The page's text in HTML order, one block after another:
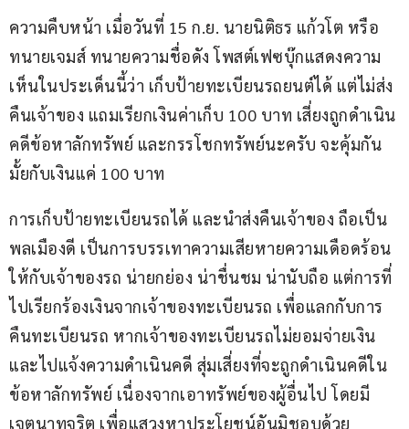
ความคืบหน้า เมื่อวันที่ 15 ก.ย. นายนิติธร แก้วโต หรือ
ทนายเจมส์ ทนายความชื่อดัง โพสต์เฟซบุ๊กแสดงความ
เห็นในประเด็นนี้ว่า เก็บป้ายทะเบียนรถยนต์ได้ แต่ไม่ส่ง
คืนเจ้าของ แถมเรียกเงินค่าเก็บ 100 บาท เสี่ยงถูกดำเนิน
คดีข้อหาลักทรัพย์ และกรรโชกทรัพย์นะครับ จะคุ้มกัน
มั้ยกับเงินแค่ 100 บาท
การเก็บป้ายทะเบียนรถได้ และนำส่งคืนเจ้าของ ถือเป็น
พลเมืองดี เป็นการบรรเทาความเสียหายความเดือดร้อน
ให้กับเจ้าของรถ น่ายกย่อง น่าชื่นชม น่านับถือ แต่การที่
ไปเรียกร้องเงินจากเจ้าของทะเบียนรถ เพื่อแลกกับการ
คืนทะเบียนรถ หากเจ้าของทะเบียนรถไม่ยอมจ่ายเงิน
และไปแจ้งความดำเนินคดี สุ่มเสี่ยงที่จะถูกดำเนินคดีใน
ข้อหาลักทรัพย์ เนื่องจากเอาทรัพย์ของผู้อื่นไป โดยมี
เจตนาทุจริต เพื่อแสวงหาประโยชน์อันมิชอบด้วย